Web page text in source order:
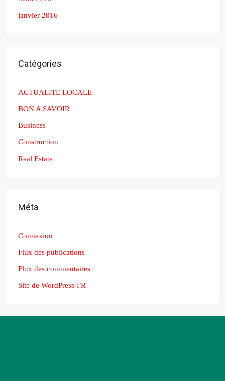
janvier 2016
Catégories
ACTUALITE LOCALE
BON A SAVOIR
Business
Construction
Real Estate
Méta
Connexion
Flux des publications
Flux des commentaires
Site de WordPress-FR